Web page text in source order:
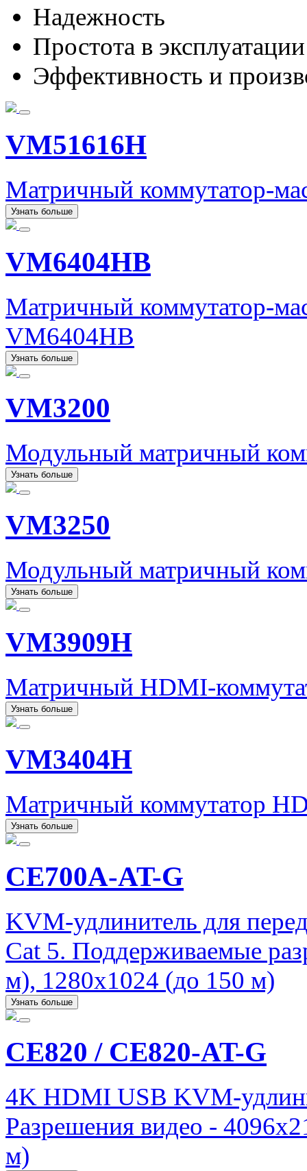
Надежность
Простота в эксплуатации
Эффективность и
VM51616H
Матричный коммутатор-
Узнать больше
VM6404HB
Матричный коммутатор-
VM6404HB
Узнать больше
VM3200
Модульный матричный
Узнать больше
VM3250
Модульный матричный
Узнать больше
VM3909H
Матричный HDMI-
Узнать больше
VM3404H
Матричный коммутатор
Узнать больше
CE700A-AT-G
KVM-удлинитель для
Cat 5. Поддерживаемые
м), 1280x1024 (до 150 м)
Узнать больше
CE820 / CE820-AT-G
4K HDMI USB KVM-
Разрешения видео -
м)